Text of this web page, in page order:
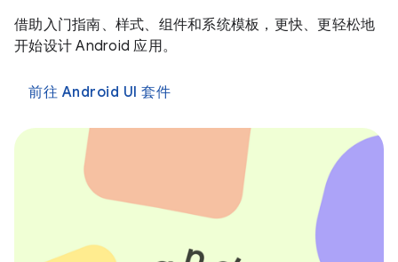
借助入门指南、样式、组件和系统模板，更快、更轻松地
开始设计 Android 应用。
前往 Android UI 套件